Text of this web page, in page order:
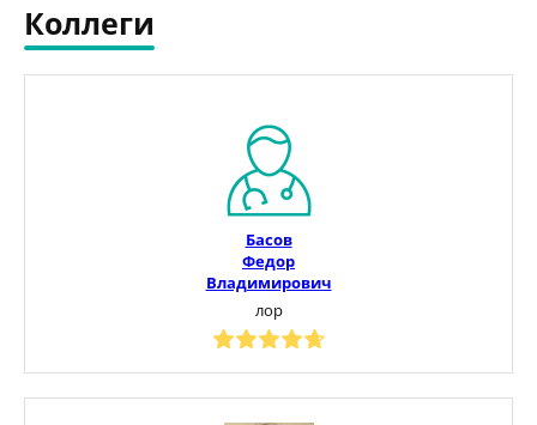
Коллеги
Басов
Федор
Владимирович
лор